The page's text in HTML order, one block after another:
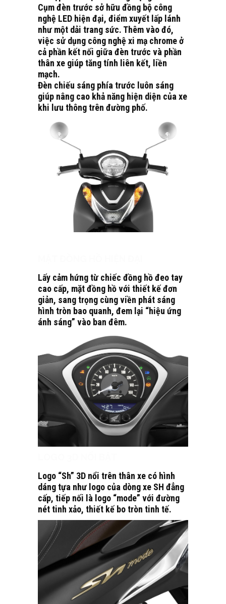
Cụm đèn trước sở hữu đồng bộ công
nghệ LED hiện đại, điểm xuyết lấp lánh
như một dải trang sức. Thêm vào đó,
việc sử dụng công nghệ xi mạ chrome ở
cả phần kết nối giữa đèn trước và phần
thân xe giúp tăng tính liên kết, liền
mạch.
Đèn chiếu sáng phía trước luôn sáng
giúp nâng cao khả năng hiện diện của xe
khi lưu thông trên đường phố.
Lấy cảm hứng từ chiếc đồng hồ đeo tay
cao cấp, mặt đồng hồ với thiết kế đơn
giản, sang trọng cùng viền phát sáng
hình tròn bao quanh, đem lại “hiệu ứng
ánh sáng” vào ban đêm.
Logo “Sh” 3D nổi trên thân xe có hình
dáng tựa như logo của dòng xe SH đẳng
cấp, tiếp nối là logo “mode” với đường
nét tinh xảo, thiết kế bo tròn tinh tế.